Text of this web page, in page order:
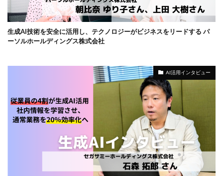
生成AI技術を安全に活用し、テクノロジーがビジネスをリードする パ
ーソルホールディングス株式会社
AI活用インタビュー